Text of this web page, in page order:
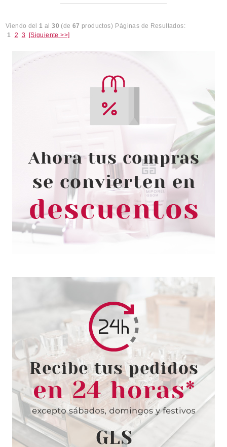
Viendo del1 al30 (de 67 productos) Páginas de Resultados:
1 2 3 [Siguiente >>]